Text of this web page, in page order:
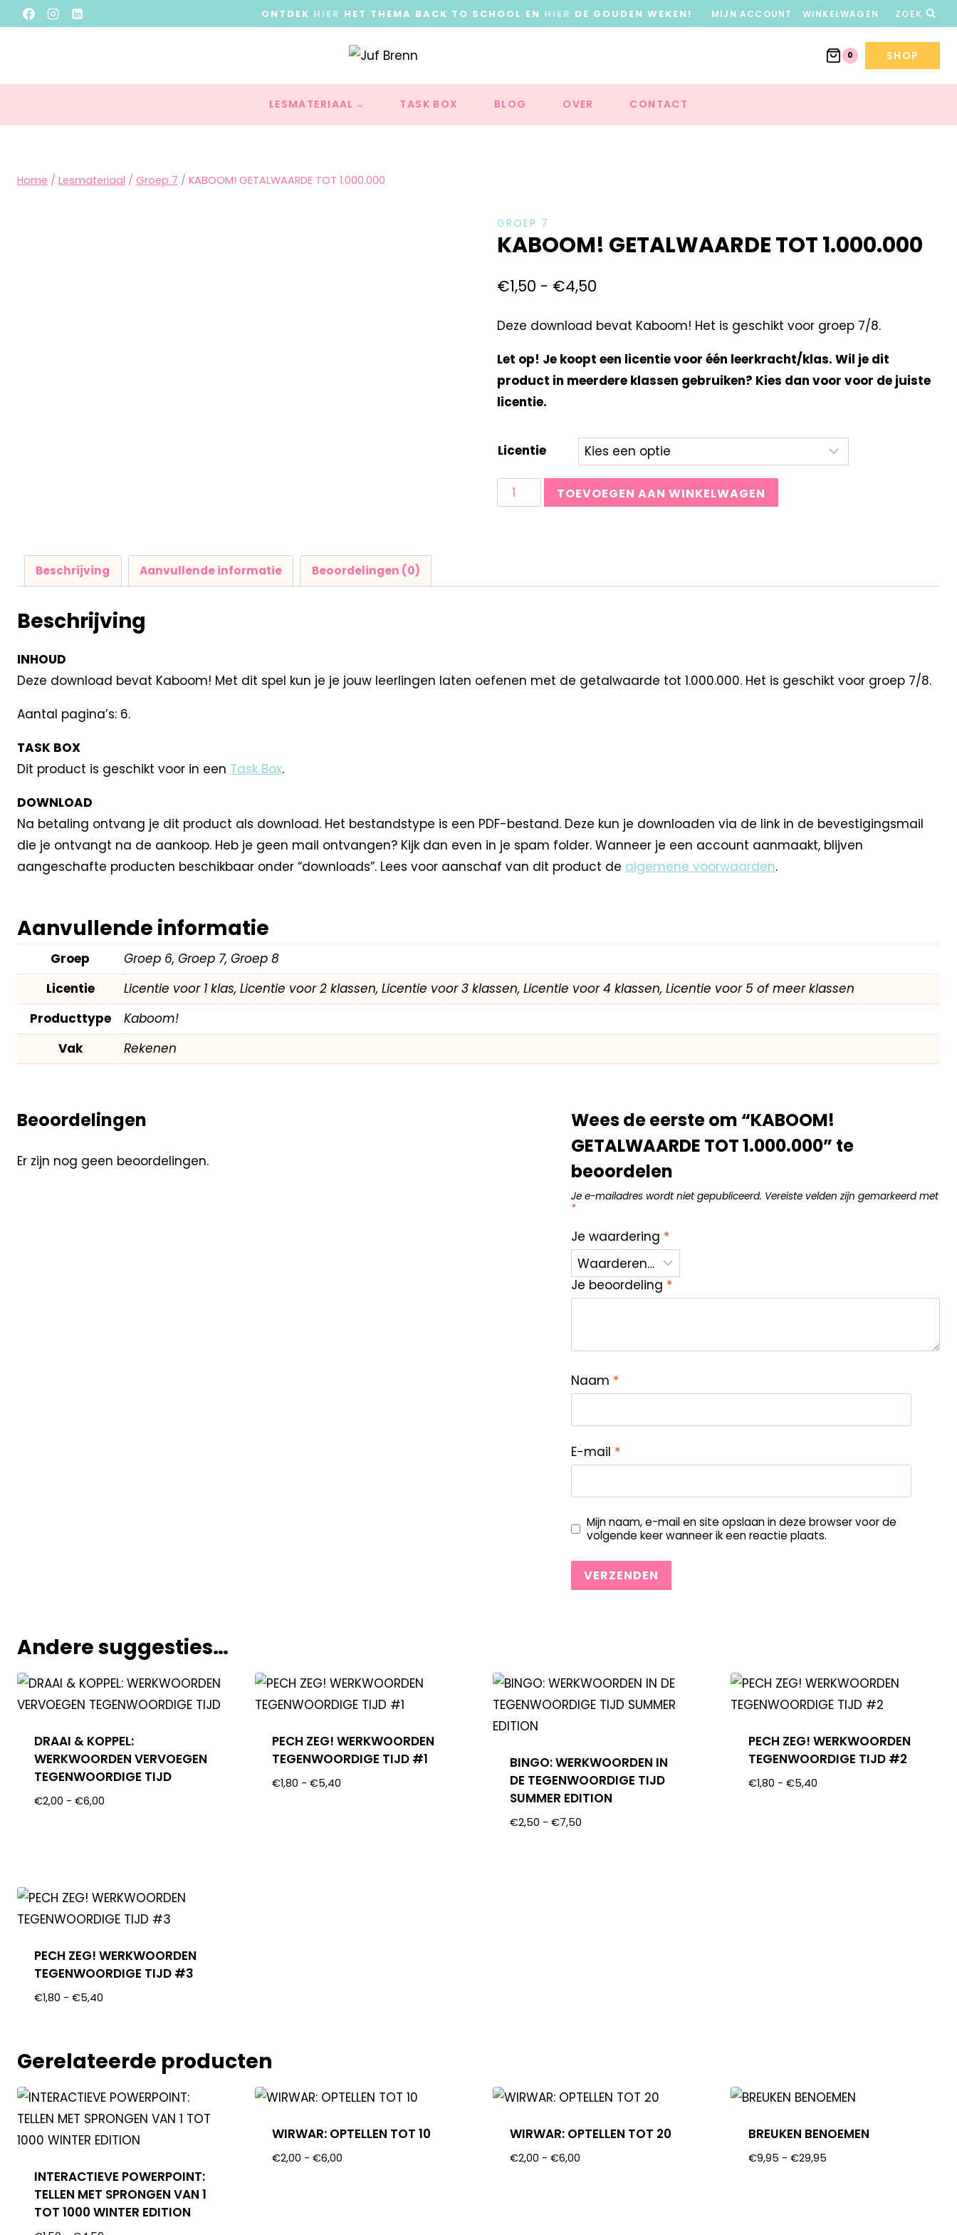
ONTDEK HIER HET THEMA BACK TO SCHOOL EN HIER DE GOUDEN WEKEN! MIJN ACCOUNT WINKELWAGEN ZOEK
0 SHOP
LESMATERIAAL TASK BOX BLOG OVER CONTACT
Home / Lesmateriaal / Groep 7 / KABOOM! GETALWAARDE TOT 1.000.000
GROEP 7
KABOOM! GETALWAARDE TOT 1.000.000
€1,50 - €4,50
Deze download bevat Kaboom! Het is geschikt voor groep 7/8.
Let op! Je koopt een licentie voor één leerkracht/klas. Wil je dit
product in meerdere klassen gebruiken? Kies dan voor voor de juiste
licentie.
Licentie
TOEVOEGEN AAN WINKELWAGEN
Beschrijving Aanvullende informatie Beoordelingen (0)
Beschrijving
INHOUD
Deze download bevat Kaboom! Met dit spel kun je je jouw leerlingen laten oefenen met de getalwaarde tot 1.000.000. Het is geschikt voor groep 7/8.
Aantal pagina’s: 6.
TASK BOX
Dit product is geschikt voor in een Task Box.
DOWNLOAD
Na betaling ontvang je dit product als download. Het bestandstype is een PDF-bestand. Deze kun je downloaden via de link in de bevestigingsmail
die je ontvangt na de aankoop. Heb je geen mail ontvangen? Kijk dan even in je spam folder. Wanneer je een account aanmaakt, blijven
aangeschafte producten beschikbaar onder “downloads”. Lees voor aanschaf van dit product de algemene voorwaarden.
Aanvullende informatie
Groep
Groep 6, Groep 7, Groep 8
Licentie
Licentie voor 1 klas, Licentie voor 2 klassen, Licentie voor 3 klassen, Licentie voor 4 klassen, Licentie voor 5 of meer klassen
Producttype
Kaboom!
Vak
Rekenen
Beoordelingen
Er zijn nog geen beoordelingen.
Wees de eerste om “KABOOM!
GETALWAARDE TOT 1.000.000” te
beoordelen
Je e-mailadres wordt niet gepubliceerd. Vereiste velden zijn gemarkeerd met
*
Je waardering *
Je beoordeling *
Naam *
E-mail *
Mijn naam, e-mail en site opslaan in deze browser voor de
volgende keer wanneer ik een reactie plaats.
Andere suggesties…
DRAAI & KOPPEL:
WERKWOORDEN VERVOEGEN
TEGENWOORDIGE TIJD
€2,00 - €6,00
PECH ZEG! WERKWOORDEN
TEGENWOORDIGE TIJD #1
€1,80 - €5,40
BINGO: WERKWOORDEN IN
DE TEGENWOORDIGE TIJD
SUMMER EDITION
€2,50 - €7,50
PECH ZEG! WERKWOORDEN
TEGENWOORDIGE TIJD #2
€1,80 - €5,40
PECH ZEG! WERKWOORDEN
TEGENWOORDIGE TIJD #3
€1,80 - €5,40
Gerelateerde producten
INTERACTIEVE POWERPOINT:
TELLEN MET SPRONGEN VAN 1
TOT 1000 WINTER EDITION
WIRWAR: OPTELLEN TOT 10
€2,00 - €6,00
WIRWAR: OPTELLEN TOT 20
€2,00 - €6,00
BREUKEN BENOEMEN
€9,95 - €29,95